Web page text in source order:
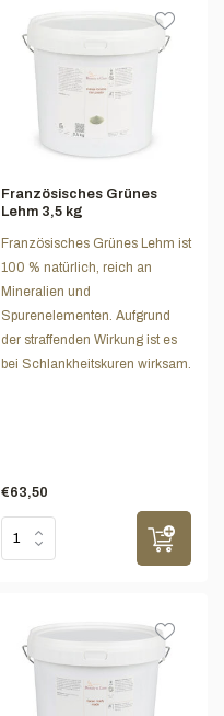
Französisches Grünes
Lehm 3,5 kg
Französisches Grünes Lehm ist
100 % natürlich, reich an
Mineralien und
Spurenelementen. Aufgrund
der straffenden Wirkung ist es
bei Schlankheitskuren wirksam.
€63,50